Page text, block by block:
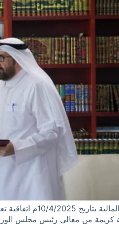
وقع بيت
كريمة من معالي رئيس مجلس